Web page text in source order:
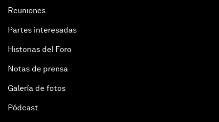
Reuniones
Partes interesadas
Historias del Foro
Notas de prensa
Galería de fotos
Pódcast